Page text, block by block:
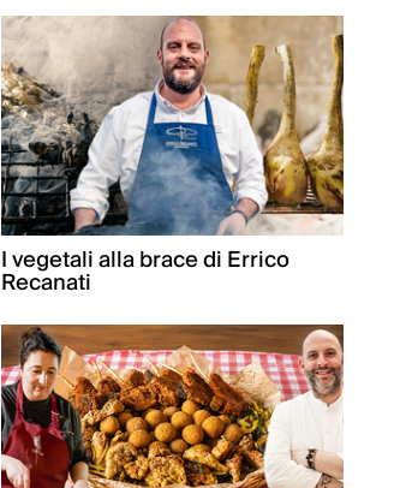
I vegetali alla brace di Errico
Recanati